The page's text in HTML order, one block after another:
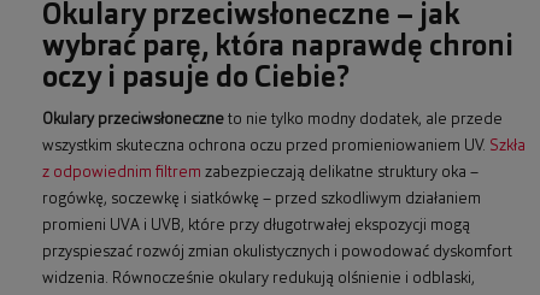
Okulary przeciwsłoneczne – jak
wybrać parę, która naprawdę chroni
oczy i pasuje do Ciebie?
Okulary przeciwsłoneczne to nie tylko modny dodatek, ale przede
wszystkim skuteczna ochrona oczu przed promieniowaniem UV. Szkła
z odpowiednim filtrem zabezpieczają delikatne struktury oka –
rogówkę, soczewkę i siatkówkę – przed szkodliwym działaniem
promieni UVA i UVB, które przy długotrwałej ekspozycji mogą
przyspieszać rozwój zmian okulistycznych i powodować dyskomfort
widzenia. Równocześnie okulary redukują olśnienie i odblaski,